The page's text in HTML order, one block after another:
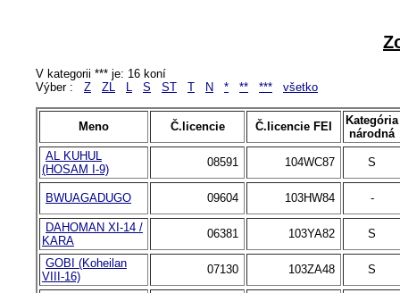
V kategorii *** je: 16 koní
Výber : Z ZL L S ST T N * ** *** všetko
Meno Č.licencie Č.licencie FEI
Kategória
národná
AL KUHUL
(HOSAM I-9)
08591 104WC87 S
BWUAGADUGO 09604 103HW84 -
DAHOMAN XI-14 /
KARA
06381 103YA82 S
GOBI (Koheilan
VIII-16)
07130 103ZA48 S